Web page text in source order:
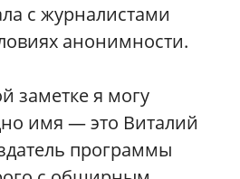
с журналистами
анонимности.
заметке я могу
имя — это Виталий
программы